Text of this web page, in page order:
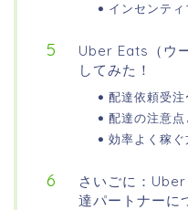
インセンティ
Uber Eats（ウ
してみた！
配達依頼受
配達の注意点
効率よく稼ぐ
さいごに：
達パートナーに